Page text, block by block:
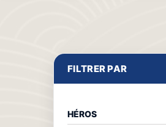
FILTRER PAR
HÉROS